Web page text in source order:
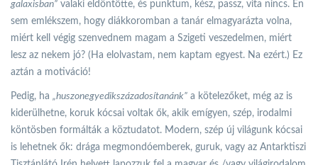
galaxisban” valaki eldöntötte, és punktum, kész, passz, vita nincs. Én
sem emlékszem, hogy diákkoromban a tanár elmagyarázta volna,
miért kell végig szenvednem magam a Szigeti veszedelmen, miért
lesz az nekem jó? (Ha elolvastam, nem kaptam egyest. Na ezért.) Ez
aztán a motiváció!
Pedig, ha „huszonegyedikszázadosítanánk” a kötelezőket, még az is
kiderülhetne, koruk kócsai voltak ők, akik emígyen, szép, irodalmi
köntösben formálták a köztudatot. Modern, szép új világunk kócsai
is lehetnek ők: drága megmondóemberek, guruk, vagy az Antarktiszi